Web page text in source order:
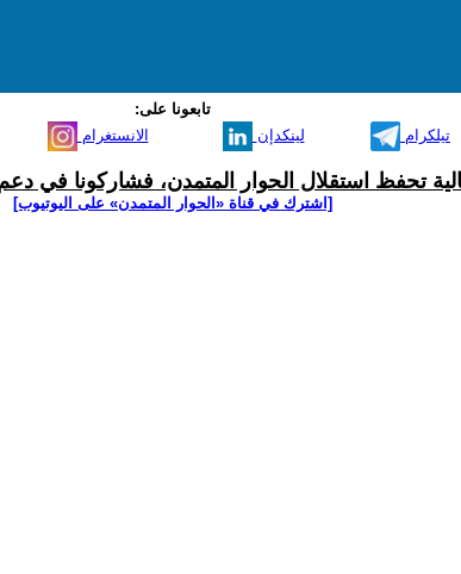
تابعونا على:
الانستغرام لينكدإن تيلكرام
تحفظ استقلال الحوار المتمدن، فشاركونا في
[اشترك في قناة ‫«الحوار المتمدن» على اليوتيوب]